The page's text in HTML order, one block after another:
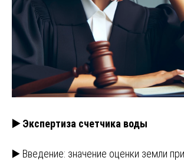
▶️ Экспертиза счетчика воды
▶️ Введение: значение оценки земли